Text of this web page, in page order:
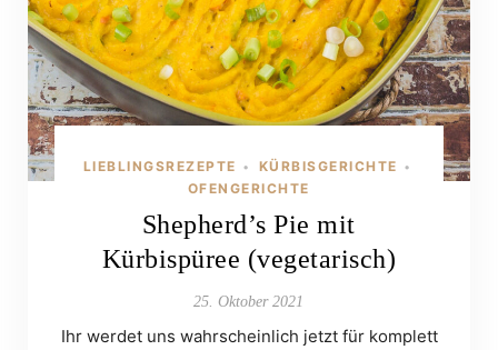
LIEBLINGSREZEPTE • KÜRBISGERICHTE •
OFENGERICHTE
Shepherd’s Pie mit
Kürbispüree (vegetarisch)
25. Oktober 2021
Ihr werdet uns wahrscheinlich jetzt für komplett